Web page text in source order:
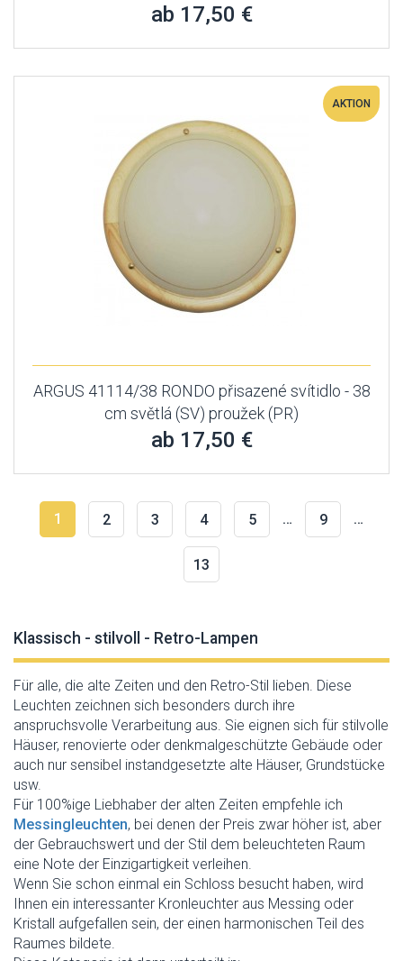
ab 17,50 €
AKTION
ARGUS 41114/38 RONDO přisazené svítidlo - 38
cm světlá (SV) proužek (PR)
ab 17,50 €
1 2 3 4 5 … 9 …
13
Klassisch - stilvoll - Retro-Lampen
Für alle, die alte Zeiten und den Retro-Stil lieben. Diese
Leuchten zeichnen sich besonders durch ihre
anspruchsvolle Verarbeitung aus. Sie eignen sich für stilvolle
Häuser, renovierte oder denkmalgeschützte Gebäude oder
auch nur sensibel instandgesetzte alte Häuser, Grundstücke
usw.
Für 100%ige Liebhaber der alten Zeiten empfehle ich
Messingleuchten, bei denen der Preis zwar höher ist, aber
der Gebrauchswert und der Stil dem beleuchteten Raum
eine Note der Einzigartigkeit verleihen.
Wenn Sie schon einmal ein Schloss besucht haben, wird
Ihnen ein interessanter Kronleuchter aus Messing oder
Kristall aufgefallen sein, der einen harmonischen Teil des
Raumes bildete.